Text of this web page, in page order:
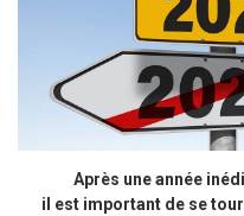
Après une année
il est important de se